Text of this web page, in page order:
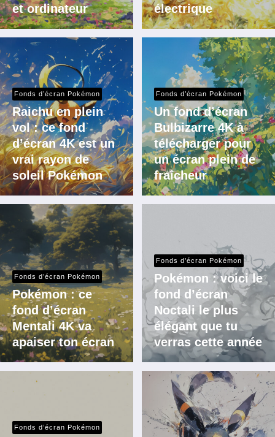
et ordinateur
électrique
Fonds d’écran Pokémon
Raichu en plein
vol : ce fond
d’écran 4K est un
vrai rayon de
soleil Pokémon
Fonds d’écran Pokémon
Un fond d’écran
Bulbizarre 4K à
télécharger pour
un écran plein de
fraîcheur
Fonds d’écran Pokémon
Pokémon : ce
fond d’écran
Mentali 4K va
apaiser ton écran
Fonds d’écran Pokémon
Pokémon : voici le
fond d’écran
Noctali le plus
élégant que tu
verras cette année
Fonds d’écran Pokémon